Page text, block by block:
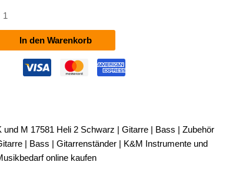
17581
Schwarz
In den Warenkorb
und M 17581 Heli 2 Schwarz | Gitarre | Bass | Zubehör
| Bass | Gitarrenständer | K&M Instrumente und
online kaufen